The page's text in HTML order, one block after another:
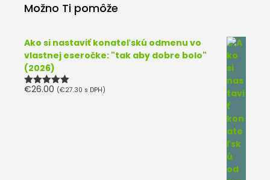
Možno Ti pomôže
Ako si nastaviť konateľskú odmenu vo
vlastnej eseročke: "tak aby dobre bolo"
(2026)
Hodnotenie
€26.00 (€27.30 s DPH)